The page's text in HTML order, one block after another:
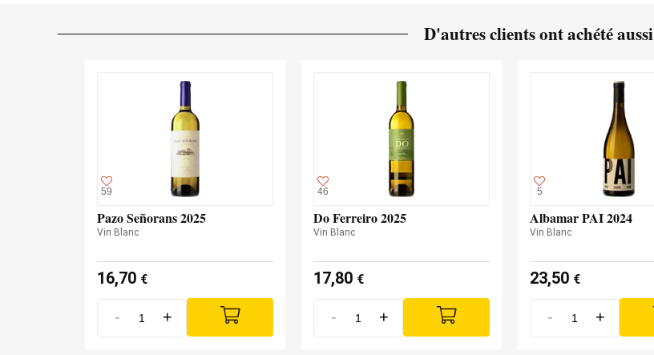
D'autres clients ont achété aussi
59
Pazo Señorans 2025
Vin Blanc
16,70 €
- +
46
Do Ferreiro 2025
Vin Blanc
17,80 €
- +
5
Albamar PAI 2024
Vin Blanc
23,50 €
- +